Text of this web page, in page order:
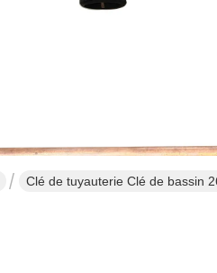
Clé de tuyauterie Clé de bassin